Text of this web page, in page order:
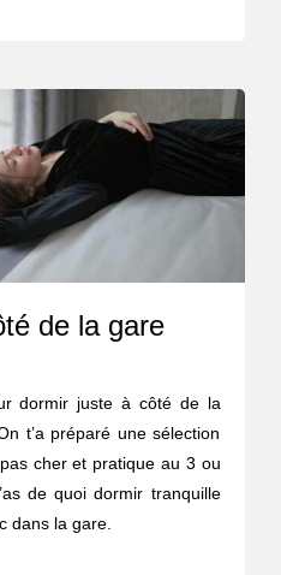
de la gare
dormir juste à côté de la
t’a préparé une sélection
cher et pratique au 3 ou
de quoi dormir tranquille
dans la gare.